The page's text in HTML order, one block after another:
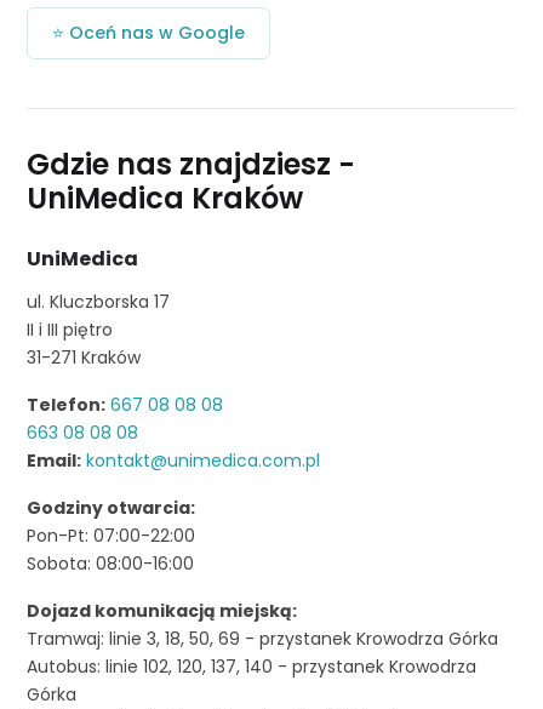
⭐ Oceń nas w Google
Gdzie nas znajdziesz -
UniMedica Kraków
UniMedica
ul. Kluczborska 17
II i III piętro
31-271 Kraków
Telefon: 667 08 08 08
663 08 08 08
Email: kontakt@unimedica.com.pl
Godziny otwarcia:
Pon-Pt: 07:00-22:00
Sobota: 08:00-16:00
Dojazd komunikacją miejską:
Tramwaj: linie 3, 18, 50, 69 - przystanek Krowodrza Górka
Autobus: linie 102, 120, 137, 140 - przystanek Krowodrza
Górka